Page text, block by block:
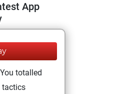
App
You totalled
tactics